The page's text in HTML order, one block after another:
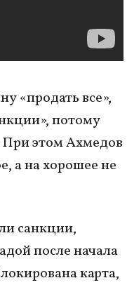
«продать все»,
потому
При этом Ахмедов
а на хорошее не
санкции,
после начала
карта,